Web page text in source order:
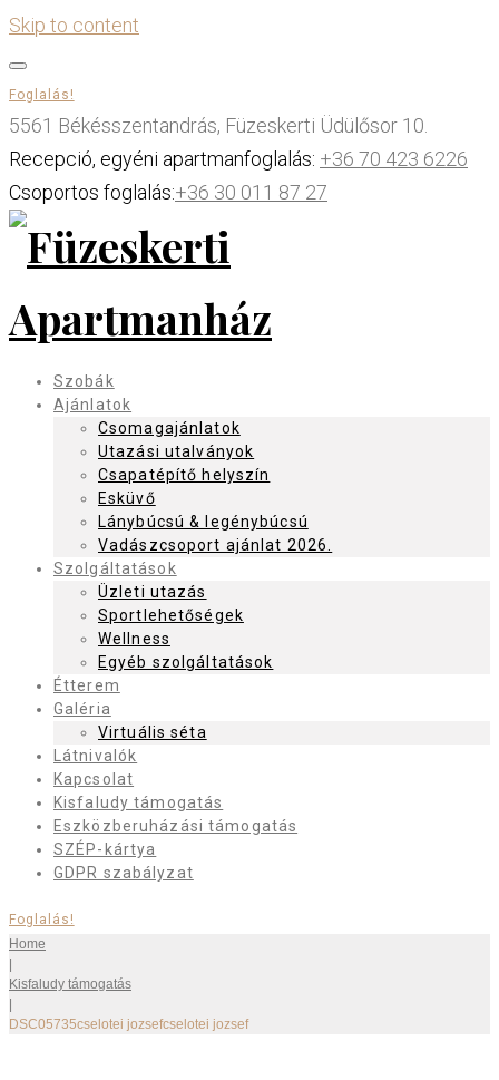
Skip to content
Foglalás!
5561 Békésszentandrás, Füzeskerti Üdülősor 10.
Recepció, egyéni apartmanfoglalás: +36 70 423 6226
Csoportos foglalás:+36 30 011 87 27
Szobák
Ajánlatok
Csomagajánlatok
Utazási utalványok
Csapatépítő helyszín
Esküvő
Lánybúcsú & legénybúcsú
Vadászcsoport ajánlat 2026.
Szolgáltatások
Üzleti utazás
Sportlehetőségek
Wellness
Egyéb szolgáltatások
Étterem
Galéria
Virtuális séta
Látnivalók
Kapcsolat
Kisfaludy támogatás
Eszközberuházási támogatás
SZÉP-kártya
GDPR szabályzat
Foglalás!
Home
Kisfaludy támogatás
DSC05735cselotei jozsefcselotei jozsef